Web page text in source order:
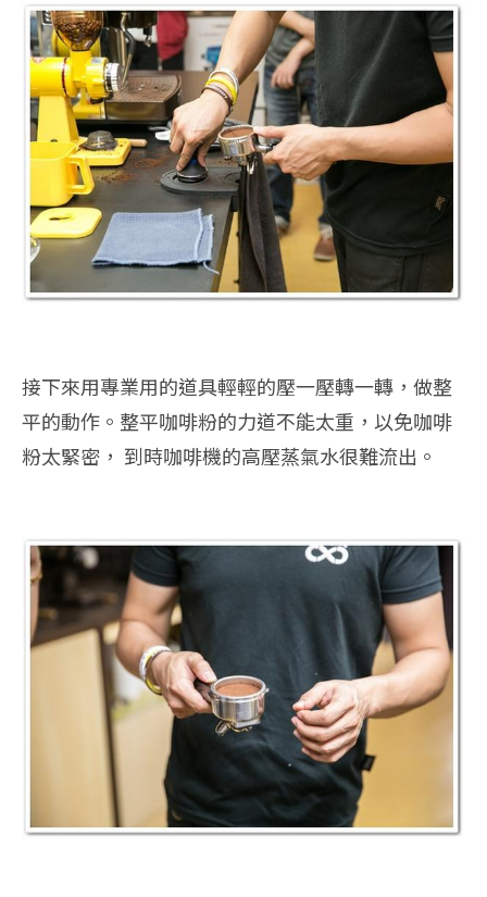
接下來用專業用的道具輕輕的壓一壓轉一轉，做整
平的動作。整平咖啡粉的力道不能太重，以免咖啡
粉太緊密， 到時咖啡機的高壓蒸氣水很難流出。